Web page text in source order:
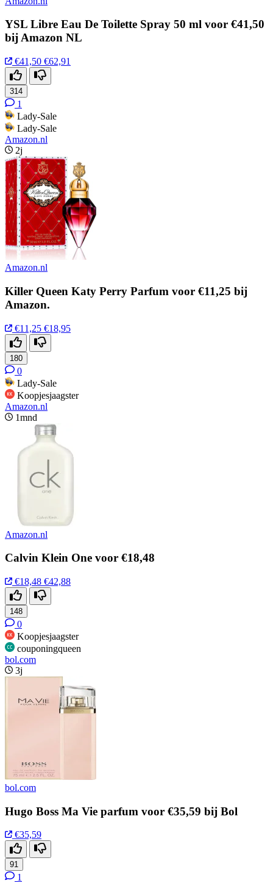
YSL Libre Eau De Toilette Spray 50 ml voor €41,50
bij Amazon NL
€41,50 €62,91
314
1
Lady-Sale
Lady-Sale
Amazon.nl
2j
Amazon.nl
Killer Queen Katy Perry Parfum voor €11,25 bij
Amazon.
€11,25 €18,95
180
0
Lady-Sale
Koopjesjaagster
Amazon.nl
1mnd
Amazon.nl
Calvin Klein One voor €18,48
€18,48 €42,88
148
0
Koopjesjaagster
couponingqueen
bol.com
3j
bol.com
Hugo Boss Ma Vie parfum voor €35,59 bij Bol
€35,59
91
1